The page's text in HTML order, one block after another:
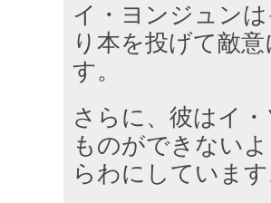
イ・ヨンジュン
り本を投げて敵
す。
さらに、彼はイ
ものができない
らわにしています